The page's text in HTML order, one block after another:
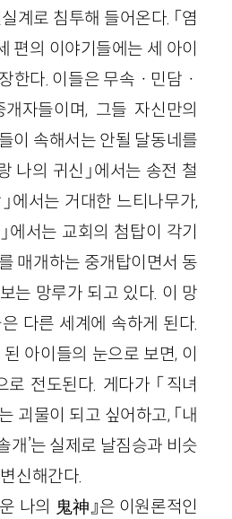
계로 침투해 들어온다. 「염
편의 이야기들에는 세 아이
한다. 이들은 무속ㆍ민담ㆍ
자들이며, 그들 자신만의
이 속해서는 안될 달동네를
나의 귀신」에서는 송전 철
에서는 거대한 느티나무가,
에서는 교회의 첨탑이 각기
매개하는 중개탑이면서 동
는 망루가 되고 있다. 이 망
다른 세계에 속하게 된다.
아이들의 눈으로 보면, 이
로 전도된다. 게다가 「직녀
괴물이 되고 싶어하고, 「내
개’는 실제로 날짐승과 비슷
신해간다.
나의 鬼神』은 이원론적인